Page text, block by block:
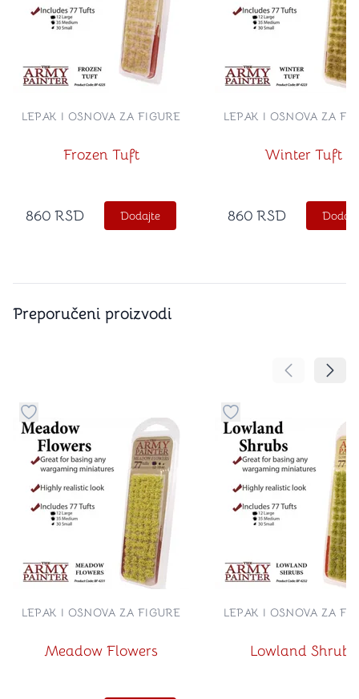
Frozen Tuft
LEPAK I OSNOVA ZA FIGURE
860 RSD Dodajte
Winter Tuft
LEPAK I OSNOVA ZA
860 RSD
Preporučeni proizvodi
Pomeranje
Dugme za dodavanje stvari u kategoriju omiljeno
Meadow Flowers
LEPAK I OSNOVA ZA FIGURE
Dugme za dodavanje
Lowland Shrubs
LEPAK I OSNOVA ZA